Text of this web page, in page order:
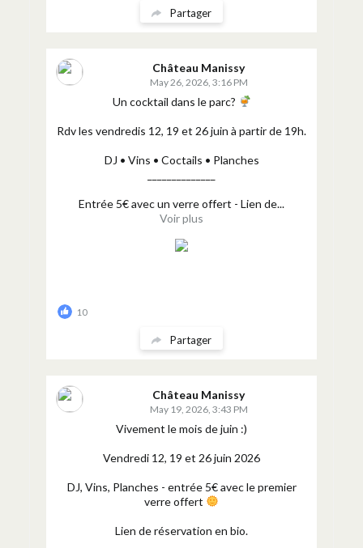
Partager
Château Manissy
May 26, 2026, 3:16 PM
Un cocktail dans le parc?
Rdv les vendredis 12, 19 et 26 juin à partir de 19h.
DJ • Vins • Coctails • Planches
Entrée 5€ avec un verre offert - Lien de...
Voir plus
10
Partager
Château Manissy
May 19, 2026, 3:43 PM
Vivement le mois de juin :)
Vendredi 12, 19 et 26 juin 2026
DJ, Vins, Planches - entrée 5€ avec le premier
verre offert
Lien de réservation en bio.